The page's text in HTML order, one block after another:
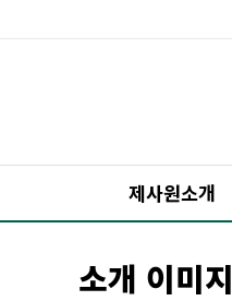
제사원소개
소개 이미지